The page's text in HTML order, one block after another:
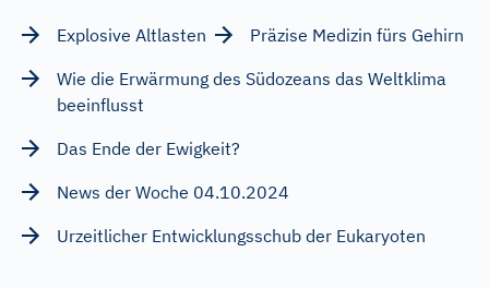
Explosive Altlasten
Präzise Medizin fürs Gehirn
Wie die Erwärmung des Südozeans das Weltklima
beeinflusst
Das Ende der Ewigkeit?
News der Woche 04.10.2024
Urzeitlicher Entwicklungsschub der Eukaryoten